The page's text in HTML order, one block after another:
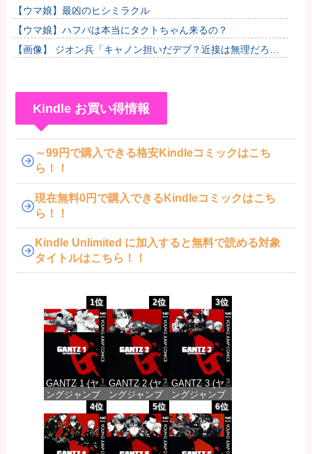
【ウマ娘】最凶のヒシミラクル
【ウマ娘】ハフバは本当にタクトちゃん来るの？
【画像】 ジオン兵「キャノン担いだデブ？近接は無理だろ
Kindle お買い得情報
～99円で購入できる格安Kindleコミックはこち
ら！！
現在無料0円で購入できるKindleコミックはこち
ら！！
Kindle Unlimited に加入すると無料で読める対象
タイトルはこちら！！
1位
GANTZ 1 (ヤ
ングジャンプ
コミックス
DIGITAL)
価格：¥100
2位
GANTZ 2 (ヤ
ングジャンプ
コミックス
DIGITAL)
価格：¥100
3位
GANTZ 3 (ヤ
ングジャンプ
コミックス
DIGITAL)
価格：¥100
4位 5位 6位